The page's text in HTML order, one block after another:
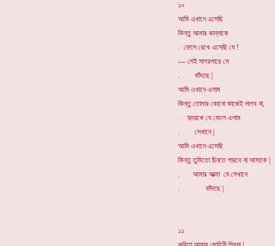
১০
আমি এখানে এসেছি
কিন্তু আমার কান্নাকে
. ফেলে রেখে এসেছি যে !
--- সেই সাগরপারে সে
. কাঁদছে |
আমি এখানে এলাম
কিন্তু তোমার কোনো কাজেই লাগব না,
. হৃদয়কে যে ফেলে এলাম
. সেখানে |
আমি এখানে এসেছি
কিন্তু তুমিতো চিনতে পারবে না আমাকে |
. আমার আত্মা যে সেখানে
. কাঁদছে |
১১